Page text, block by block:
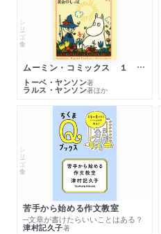
シリーズ・全集
ムーミン・コミックス １ 黄金のしっぽ
トーベ・ヤンソン著
ラルス・ヤンソン著ほか
シリーズ・全集
苦手から始める作文教室
─文章が書けたらいいことはある？
津村記久子著